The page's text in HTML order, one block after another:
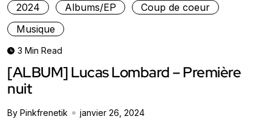
2024 Albums/EP
Coup de coeur
Musique
3 Min Read
[ALBUM] Lucas Lombard – Première
nuit
By Pinkfrenetik janvier 26, 2024